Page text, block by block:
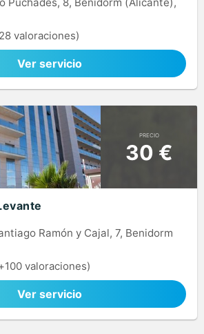
valoraciones)
Ver servicio
PRECIO
30 €
Ramón y Cajal, 7, Benidorm
valoraciones)
Ver servicio